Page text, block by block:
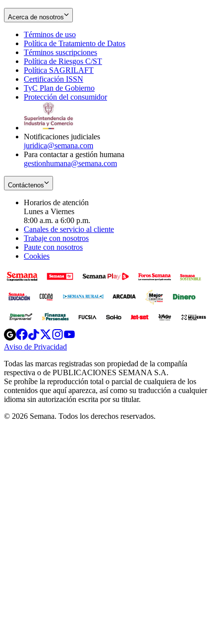
Acerca de nosotros
Términos de uso
in
new
window
Política de Tratamiento de Datos
Términos suscripciones
in
Política de Riesgos C/ST
Política SAGRILAFT
new
window
Certificación ISSN
in
new
TyC Plan de Gobierno
in
Protección del consumidorOpens
Notificaciones judiciales
juridica@semana.com
Para contactar a gestión humana
gestionhumana@semana.com
Contáctenos
Horarios de atención
Lunes a Viernes
8:00 a.m. a 6:00 p.m.
Canales de servicio al cliente
Trabaje con nosotros
Paute con nosotros
Cookies
Opens
in
new
Opens
in
new
Opens
in
new
window
Opens
new
windowwindow
Aviso de Privacidad
new
window
Todas las marcas registradas son propiedad de la compañía
respectiva o de PUBLICACIONES SEMANA S.A.
Se prohíbe la reproducción total o parcial de cualquiera de los
contenidos que aquí aparezca, así como su traducción a cualquier
idioma sin autorización escrita por su titular.
© 2026 Semana. Todos los derechos reservados.